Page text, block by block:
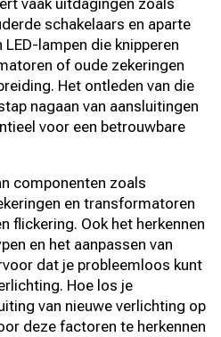
vaak uitdagingen zoals
schakelaars en aparte
lampen die knipperen
of oude zekeringen
Het ontleden van die
nagaan van aansluitingen
voor een betrouwbare
componenten zoals
en transformatoren
flickering.​ Ook het herkennen
en het aanpassen van
dat je probleemloos kunt
Hoe los je
van nieuwe verlichting op
deze factoren te herkennen